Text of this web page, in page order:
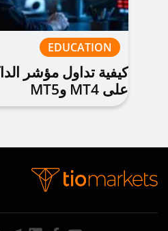
EDUCATION
على MT4 وMT5